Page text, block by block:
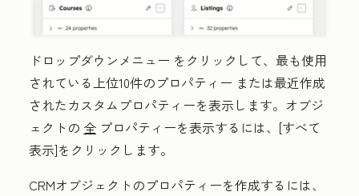
ドロップダウンメニュー をクリックして、 最も使用
されている上位10件のプロパティー または最近作成
されたカスタムプロパティーを表示します。オブジ
ェクトの 全 プロパティーを表示するには、[すべて
表示]をクリックします。
CRMオブジェクトのプロパティーを作成するには、